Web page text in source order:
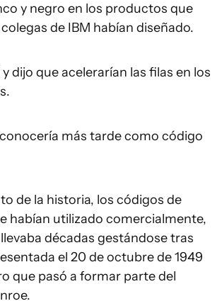
y negro en los productos que
de IBM habían diseñado.
dijo que acelerarían las filas en los
más tarde como código
de la historia, los códigos de
habían utilizado comercialmente,
décadas gestándose tras
el 20 de octubre de 1949
que pasó a formar parte del